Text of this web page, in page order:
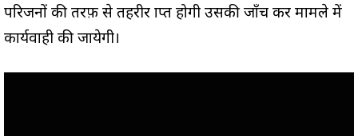
परिजनों की तरफ़ से तहरीर प्राप्त होगी उसकी जाँच कर मामले में
कार्यवाही की जायेगी।